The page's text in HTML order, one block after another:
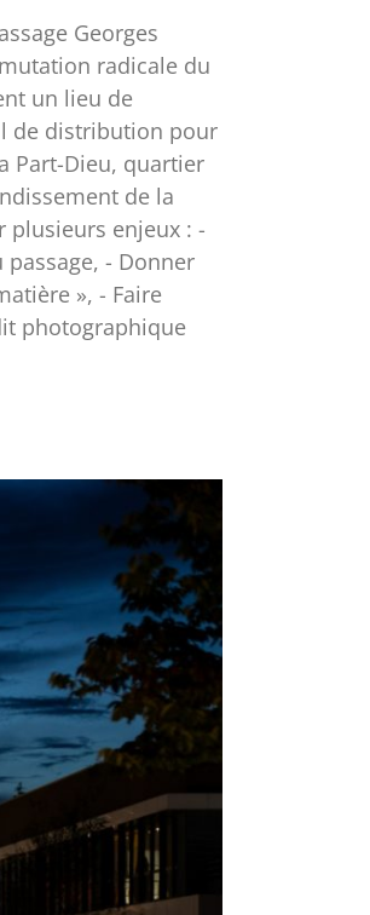
Georges
radicale du
un lieu de
de distribution pour
Part-Dieu, quartier
de la
enjeux : -
- Donner
», - Faire
photographique